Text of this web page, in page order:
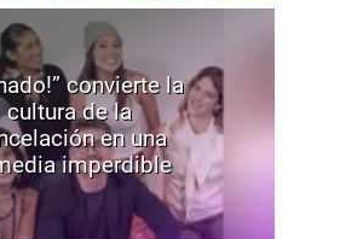
convierte la
cultura de la
en una
imperdible